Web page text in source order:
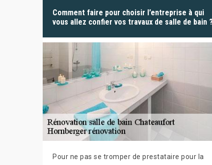
Comment faire pour choisir l’entreprise à qui
vous allez confier vos travaux de salle de bain
Pour ne pas se tromper de prestataire pour la